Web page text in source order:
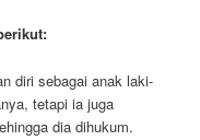
diri sebagai anak laki-
tetapi ia juga
dia dihukum.